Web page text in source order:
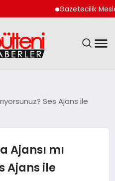
Gazetecilik Meslek
Ses Ajans ile
Ajansı mı
Ajans ile